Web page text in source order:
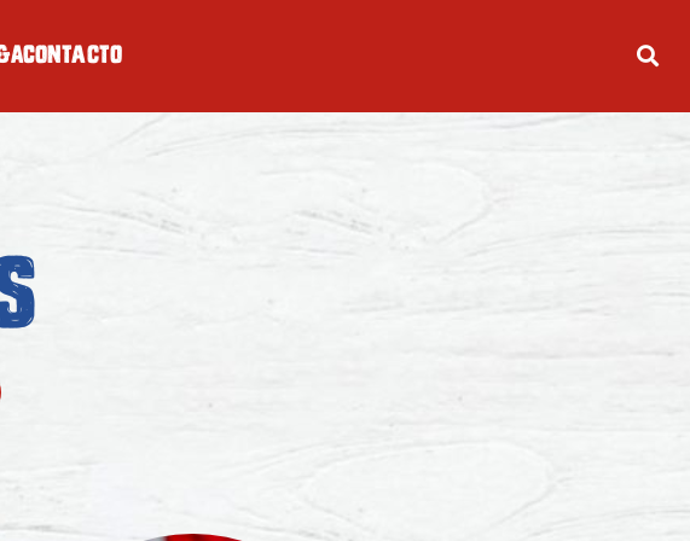
Contacto